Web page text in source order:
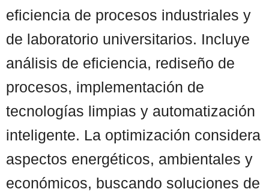
eficiencia de procesos industriales y
de laboratorio universitarios. Incluye
análisis de eficiencia, rediseño de
procesos, implementación de
tecnologías limpias y automatización
inteligente. La optimización considera
aspectos energéticos, ambientales y
económicos, buscando soluciones de